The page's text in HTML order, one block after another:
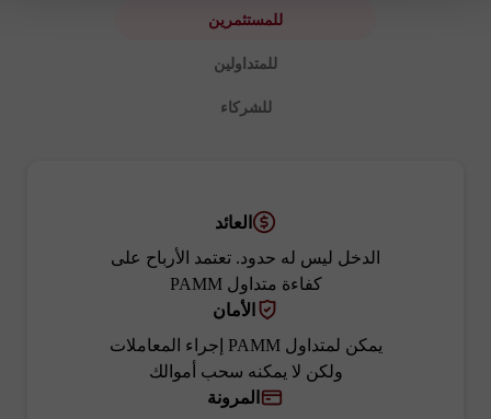
للمستثمرين
للمتداولين
للشركاء
العائد
الدخل ليس له حدود. تعتمد الأرباح على
كفاءة متداول PAMM
الأمان
يمكن لمتداول PAMM إجراء المعاملات
ولكن لا يمكنه سحب أموالك
المرونة